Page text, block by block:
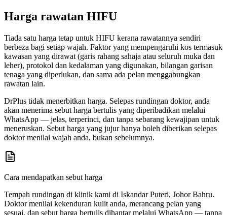
Harga rawatan HIFU
Tiada satu harga tetap untuk HIFU kerana rawatannya sendiri
berbeza bagi setiap wajah. Faktor yang mempengaruhi kos termasuk
kawasan yang dirawat (garis rahang sahaja atau seluruh muka dan
leher), protokol dan kedalaman yang digunakan, bilangan garisan
tenaga yang diperlukan, dan sama ada pelan menggabungkan
rawatan lain.
DrPlus tidak menerbitkan harga. Selepas rundingan doktor, anda
akan menerima sebut harga bertulis yang diperibadikan melalui
WhatsApp — jelas, terperinci, dan tanpa sebarang kewajipan untuk
meneruskan. Sebut harga yang jujur hanya boleh diberikan selepas
doktor menilai wajah anda, bukan sebelumnya.
Cara mendapatkan sebut harga
Tempah rundingan di klinik kami di Iskandar Puteri, Johor Bahru.
Doktor menilai kekenduran kulit anda, merancang pelan yang
sesuai, dan sebut harga bertulis dihantar melalui WhatsApp — tanpa